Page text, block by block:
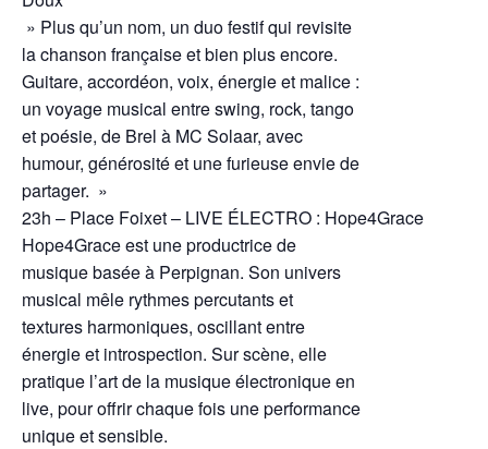
» Plus qu’un nom, un duo festif qui revisite
la chanson française et bien plus encore.
Guitare, accordéon, voix, énergie et malice :
un voyage musical entre swing, rock, tango
et poésie, de Brel à MC Solaar, avec
humour, générosité et une furieuse envie de
partager. »
23h – Place Foixet – LIVE ÉLECTRO : Hope4Grace
Hope4Grace est une productrice de
musique basée à Perpignan. Son univers
musical mêle rythmes percutants et
textures harmoniques, oscillant entre
énergie et introspection. Sur scène, elle
pratique l’art de la musique électronique en
live, pour offrir chaque fois une performance
unique et sensible.